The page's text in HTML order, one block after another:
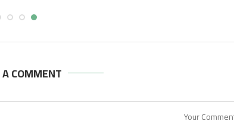
أغسطس 6, 2026
COMMENT